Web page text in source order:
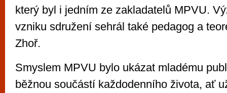
který byl i jedním ze zakladatelů MPVU.
vzniku sdružení sehrál také pedagog a
Zhoř.
Smyslem MPVU bylo ukázat mladému
běžnou součástí každodenního života, ať